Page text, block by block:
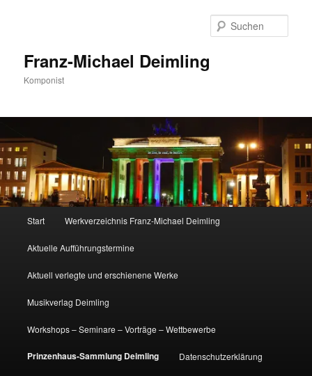
Franz-Michael Deimling
Komponist
Start Werkverzeichnis Franz-Michael Deimling
Aktuelle Aufführungstermine
Aktuell verlegte und erschienene Werke
Musikverlag Deimling
Workshops – Seminare – Vorträge – Wettbewerbe
Prinzenhaus-Sammlung Deimling Datenschutzerklärung